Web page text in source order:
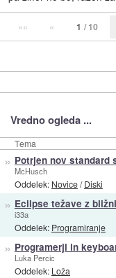
«« « 1 / 10
Vredno ogleda ...
Tema
» Potrjen nov standard
McHusch
Oddelek: Novice/Diski
» Eclipse težave z
i33a
Oddelek: Programiranje
» Programerji in
Luka Percic
Oddelek: Loža